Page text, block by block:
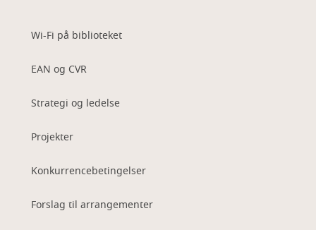
Wi-Fi på biblioteket
EAN og CVR
Strategi og ledelse
Projekter
Konkurrencebetingelser
Forslag til arrangementer